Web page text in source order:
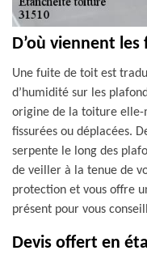
D’où viennent
Une fuite de toit est
d’humidité sur les
origine de la toiture elle-
fissurées ou déplacées.
serpente le long des
de veiller à la tenue de
protection et vous offre
présent pour vous
Devis offert en